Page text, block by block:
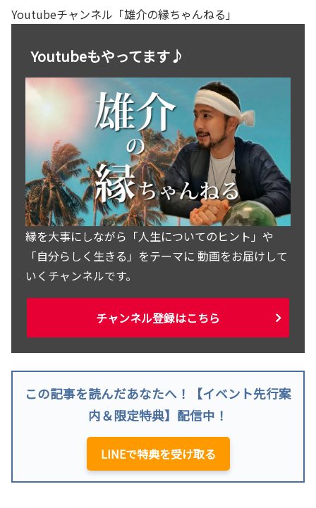
Youtubeチャンネル「雄介の縁ちゃんねる」
Youtubeもやってます♪
縁を大事にしながら「人生についてのヒント」や
「自分らしく生きる」をテーマに 動画をお届けして
いくチャンネルです。
チャンネル登録はこちら
この記事を読んだあなたへ！【イベント先行案
内＆限定特典】配信中！
LINEで特典を受け取る